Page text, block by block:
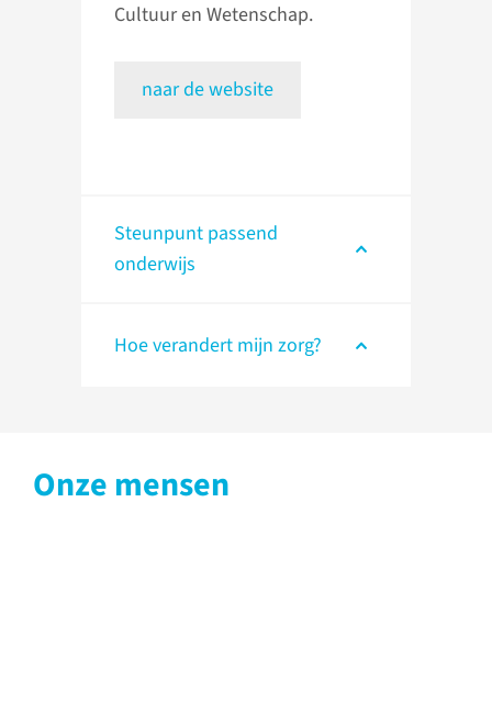
Cultuur en Wetenschap.
naar de website
Steunpunt passend
onderwijs
Hoe verandert mijn zorg?
Onze mensen